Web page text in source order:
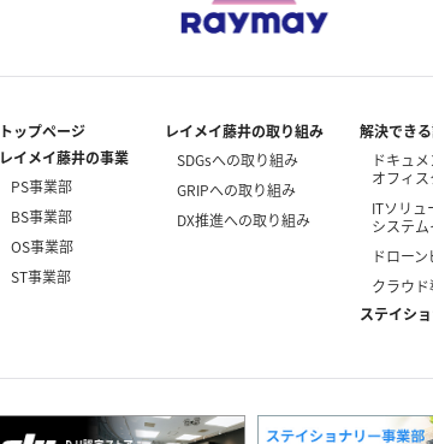
トップページ
レイメイ藤井の事業
PS事業部
BS事業部
OS事業部
ST事業部
レイメイ藤井の取り組み
SDGsへの取り組み
GRIPへの取り組み
DX推進への取り組み
解決でき
ドキュ
オフィ
ITソリュ
システ
ドロー
クラウド
ステイシ